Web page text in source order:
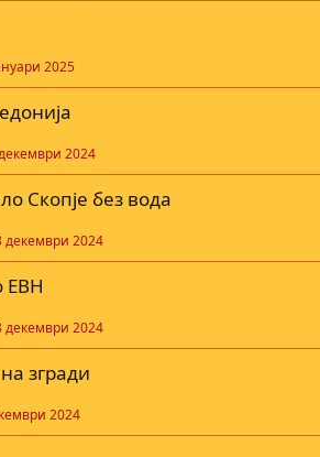
2025
2024
Скопје без вода
декември 2024
ЕВН
декември 2024
згради
2024